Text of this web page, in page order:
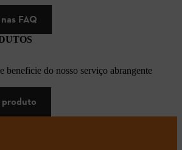
FAQ
beneficie do nosso serviço abrangente
produto